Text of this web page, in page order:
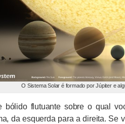
O Sistema Solar é formado por Júpiter e
bólido flutuante sobre o qual
da esquerda para a direita. Se